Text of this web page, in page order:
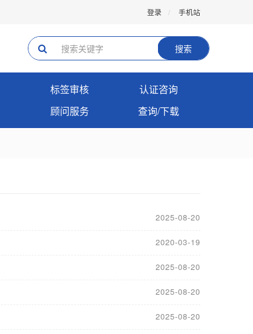
登录 手机站
搜索
标签审核
认证咨询
顾问服务 查询/下载
2025-08-20
2020-03-19
2025-08-20
2025-08-20
2025-08-20